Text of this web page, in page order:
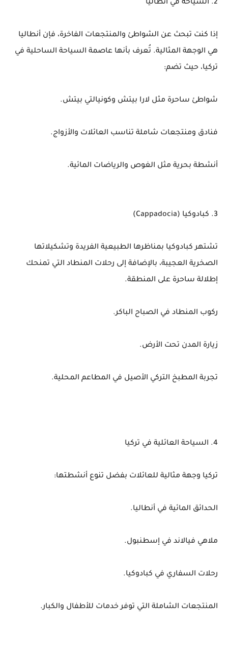
2. السياحة في أنطاليا
إذا كنت تبحث عن الشواطئ والمنتجعات الفاخرة، فإن أنطاليا
هي الوجهة المثالية. تُعرف بأنها عاصمة السياحة الساحلية في
تركيا، حيث تضم:
شواطئ ساحرة مثل لارا بيتش وكونيالتي بيتش.
فنادق ومنتجعات شاملة تناسب العائلات والأزواج.
أنشطة بحرية مثل الغوص والرياضات المائية.
3. كبادوكيا (Cappadocia)
تشتهر كبادوكيا بمناظرها الطبيعية الفريدة وتشكيلاتها
الصخرية العجيبة، بالإضافة إلى رحلات المنطاد التي تمنحك
إطلالة ساحرة على المنطقة.
ركوب المنطاد في الصباح الباكر.
زيارة المدن تحت الأرض.
تجربة المطبخ التركي الأصيل في المطاعم المحلية.
4. السياحة العائلية في تركيا
تركيا وجهة مثالية للعائلات بفضل تنوع أنشطتها:
الحدائق المائية في أنطاليا.
ملاهي فيالاند في إسطنبول.
رحلات السفاري في كبادوكيا.
المنتجعات الشاملة التي توفر خدمات للأطفال والكبار.